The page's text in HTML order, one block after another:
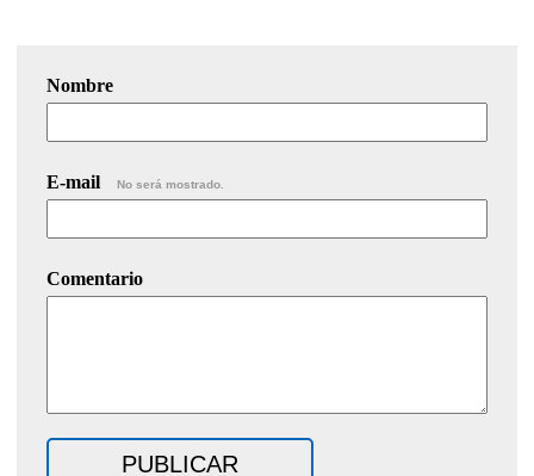
Nombre
E-mail No será mostrado.
Comentario